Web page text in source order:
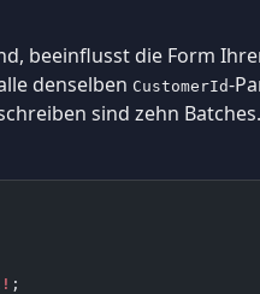
beeinflusst die Form
denselben CustomerId-
sind zehn
! ;